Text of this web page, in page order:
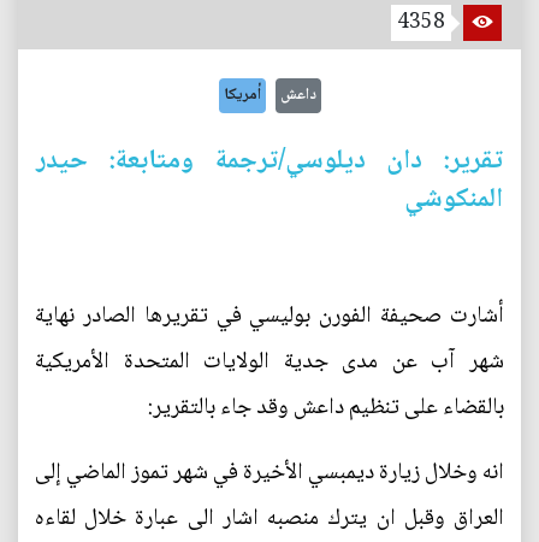
4358
داعش أمريكا
تقرير: دان ديلوسي/ترجمة ومتابعة: حيدر
المنكوشي
أشارت صحيفة الفورن بوليسي في تقريرها الصادر نهاية
شهر آب عن مدى جدية الولايات المتحدة الأمريكية
بالقضاء على تنظيم داعش وقد جاء بالتقرير:
انه وخلال زيارة ديمبسي الأخيرة في شهر تموز الماضي إلى
العراق وقبل ان يترك منصبه اشار الى عبارة خلال لقاءه